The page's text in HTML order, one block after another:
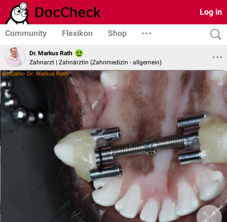
Log in
Community Flexikon Shop
Dr. Markus Rath
Zahnarzt | Zahnärztin (Zahnmedizin - allgemein)